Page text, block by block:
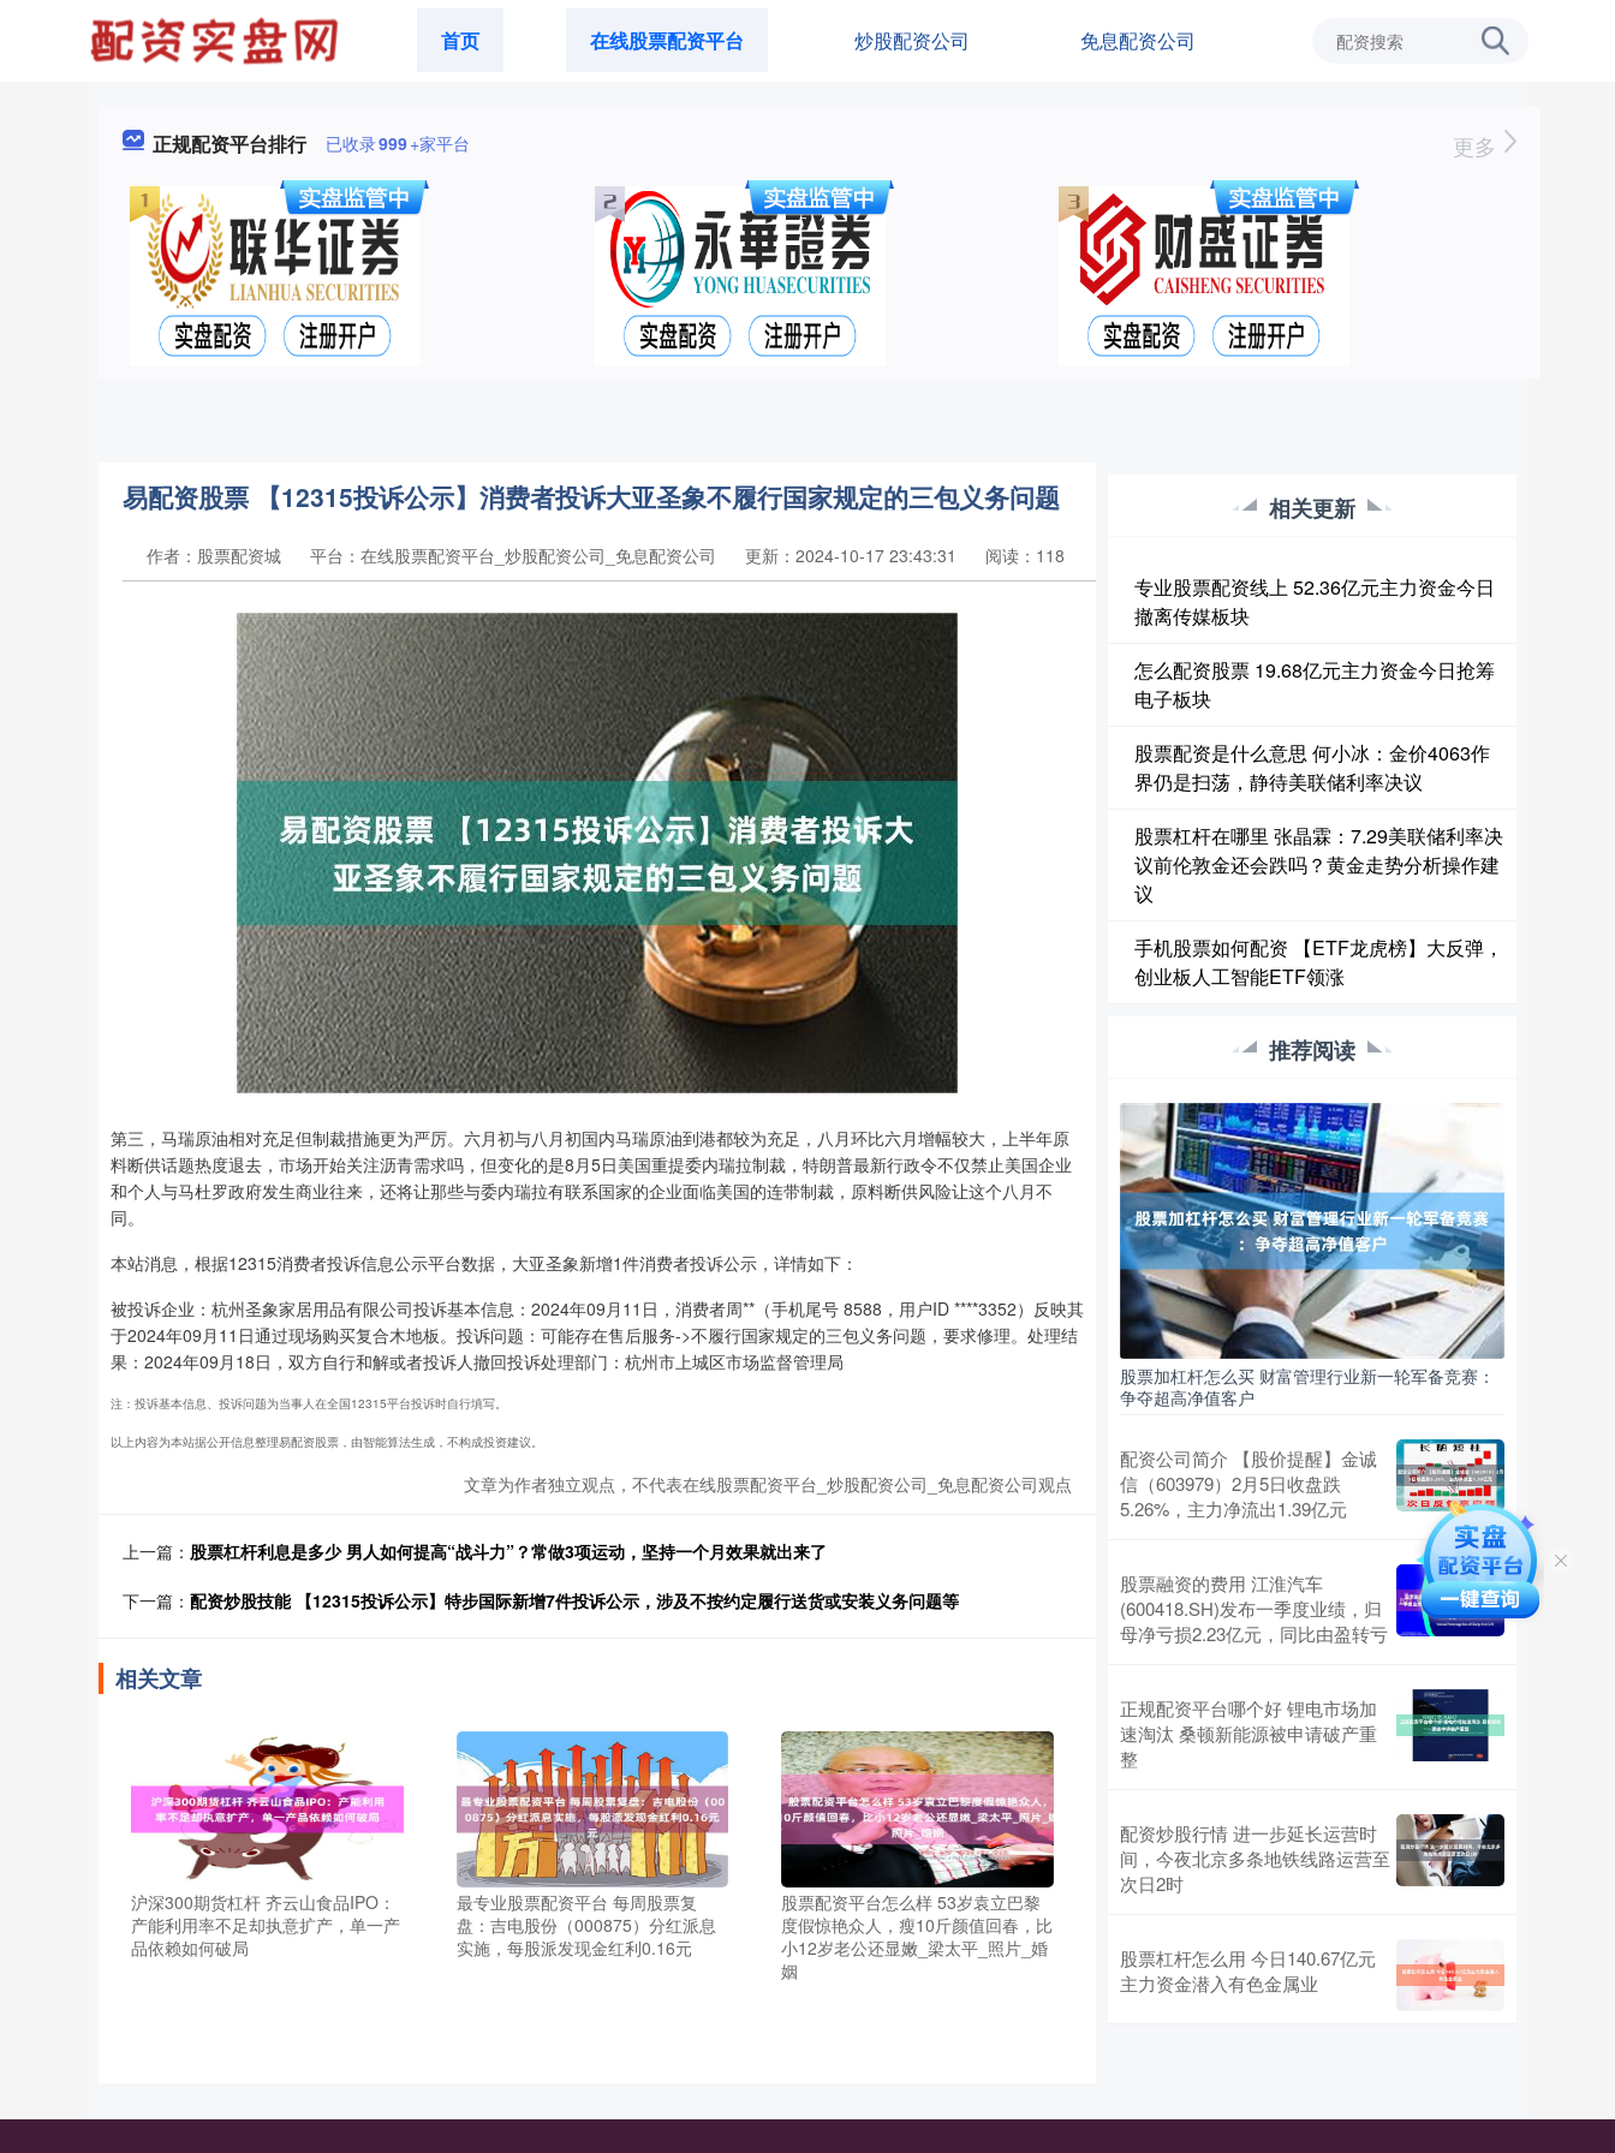
首页 在线股票配资平台 炒股配资公司 免息配资公司
正规配资平台排行 已收录999+家平台 更多
易配资股票 【12315投诉公示】消费者投诉大亚圣象不履行国家规定的三包义务问题
作者：股票配资城 平台：在线股票配资平台_炒股配资公司_免息配资公司 更新：2024-10-17 23:43:31 阅读：118
第三，马瑞原油相对充足但制裁措施更为严厉。六月初与八月初国内马瑞原油到港都较为充足，八月环比六月增幅较大，上半年原
料断供话题热度退去，市场开始关注沥青需求吗，但变化的是8月5日美国重提委内瑞拉制裁，特朗普最新行政令不仅禁止美国企业
和个人与马杜罗政府发生商业往来，还将让那些与委内瑞拉有联系国家的企业面临美国的连带制裁，原料断供风险让这个八月不
同。
本站消息，根据12315消费者投诉信息公示平台数据，大亚圣象新增1件消费者投诉公示，详情如下：
被投诉企业：杭州圣象家居用品有限公司投诉基本信息：2024年09月11日，消费者周**（手机尾号 8588，用户ID ****3352）反映其
于2024年09月11日通过现场购买复合木地板。投诉问题：可能存在售后服务->不履行国家规定的三包义务问题，要求修理。处理结
果：2024年09月18日，双方自行和解或者投诉人撤回投诉处理部门：杭州市上城区市场监督管理局
注：投诉基本信息、投诉问题为当事人在全国12315平台投诉时自行填写。
以上内容为本站据公开信息整理易配资股票，由智能算法生成，不构成投资建议。
文章为作者独立观点，不代表在线股票配资平台_炒股配资公司_免息配资公司观点
上一篇： 股票杠杆利息是多少 男人如何提高“战斗力”？常做3项运动，坚持一个月效果就出来了
下一篇： 配资炒股技能 【12315投诉公示】特步国际新增7件投诉公示，涉及不按约定履行送货或安装义务问题等
相关文章
沪深300期货杠杆 齐云山食品IPO：
产能利用率不足却执意扩产，单一产
品依赖如何破局
最专业股票配资平台 每周股票复
盘：吉电股份（000875）分红派息
实施，每股派发现金红利0.16元
股票配资平台怎么样 53岁袁立巴黎
度假惊艳众人，瘦10斤颜值回春，比
小12岁老公还显嫩_梁太平_照片_婚
姻
相关更新
专业股票配资线上 52.36亿元主力资金今日
撤离传媒板块
怎么配资股票 19.68亿元主力资金今日抢筹
电子板块
股票配资是什么意思 何小冰：金价4063作
界仍是扫荡，静待美联储利率决议
股票杠杆在哪里 张晶霖：7.29美联储利率决
议前伦敦金还会跌吗？黄金走势分析操作建
议
手机股票如何配资 【ETF龙虎榜】大反弹，
创业板人工智能ETF领涨
推荐阅读
股票加杠杆怎么买 财富管理行业新一轮军备竞赛：
争夺超高净值客户
配资公司简介 【股价提醒】金诚
信（603979）2月5日收盘跌
5.26%，主力净流出1.39亿元
股票融资的费用 江淮汽车
(600418.SH)发布一季度业绩，归
母净亏损2.23亿元，同比由盈转亏
正规配资平台哪个好 锂电市场加
速淘汰 桑顿新能源被申请破产重
整
配资炒股行情 进一步延长运营时
间，今夜北京多条地铁线路运营至
次日2时
股票杠杆怎么用 今日140.67亿元
主力资金潜入有色金属业